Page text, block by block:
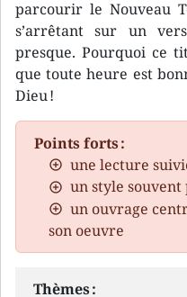
parcourir le Nouveau
s’arrêtant sur un
presque. Pourquoi ce
que toute heure est
Dieu !
Points forts :
une lecture
un style
un ouvrage
son oeuvre
Thèmes :